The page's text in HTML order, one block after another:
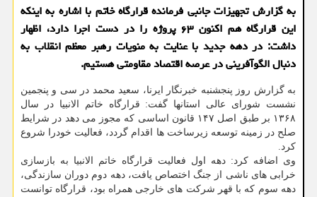
به گزارش تجهیزات جانبی فرمانده قرارگاه خاتم با اشاره به اینكه
این قرارگاه هم اكنون ۶۳ پروژه را در دست اجرا دارد، اظهار
داشت: در دهه جدید با عنایت به منویات رهبر معظم انقلاب به
دنبال الگوآفرینی در عرصه اقتصاد مقاومتی هستیم.
به گزارش روز پنجشنبه خبرنگار ایرنا، سعید محمد در سی و پنجمین
نشست شورای عالی استانها گفت: قرارگاه خاتم الانبیا در سال
۱۳۶۸ بر طبق اصل ۱۴۷ قانون اساسی که مجوز می دهد در شرایط
صلح در زمینه توسعه زیرساخت ها اقدام گردد، فعالیت خودرا شروع
کرد.
وی اضافه کرد: دهه اول فعالیت قرارگاه خاتم الانبیا به بازسازی
خرابی های ناشی از جنگ اختصاص یافت، دهه دوم دوران سازندگی،
دهه سوم که با قهر شرکت های خارجی همراه بود، قرارگاه توانست